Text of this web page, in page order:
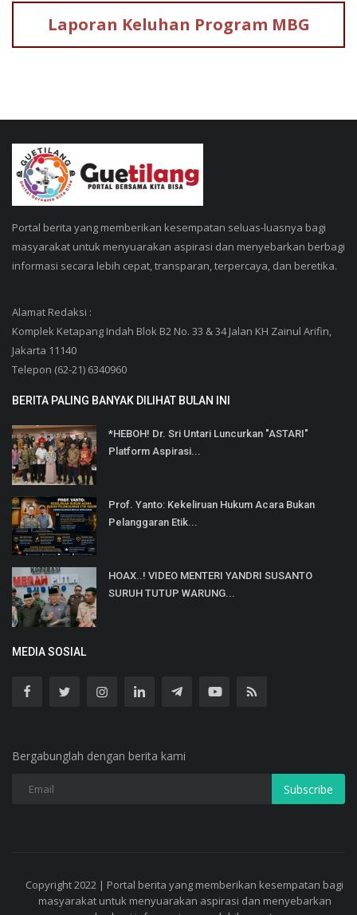
Laporan Keluhan Program MBG
Portal berita yang memberikan kesempatan seluas-luasnya bagi
masyarakat untuk menyuarakan aspirasi dan menyebarkan berbagi
informasi secara lebih cepat, transparan, terpercaya, dan beretika.
Alamat Redaksi :
Komplek Ketapang Indah Blok B2 No. 33 & 34 Jalan KH Zainul Arifin,
Jakarta 11140
Telepon (62-21) 6340960
BERITA PALING BANYAK DILIHAT BULAN INI
*HEBOH! Dr. Sri Untari Luncurkan "ASTARI"
Platform Aspirasi...
Prof. Yanto: Kekeliruan Hukum Acara Bukan
Pelanggaran Etik...
HOAX..! VIDEO MENTERI YANDRI SUSANTO
SURUH TUTUP WARUNG...
MEDIA SOSIAL
Bergabunglah dengan berita kami
Subscribe
Copyright 2022 | Portal berita yang memberikan kesempatan bagi
masyarakat untuk menyuarakan aspirasi dan menyebarkan